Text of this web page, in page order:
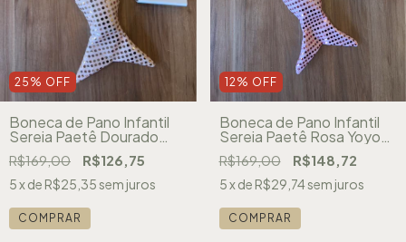
25 % OFF
Boneca de Pano Infantil
Sereia Paetê Dourado
Yoyo 26110
R$169,00 R$126,75
5x de R$25,35sem juros
12% OFF
Boneca de Pano Infantil
Sereia Paetê Rosa Yoyo
26110
R$169,00 R$148,72
5x de R$29,74sem juros